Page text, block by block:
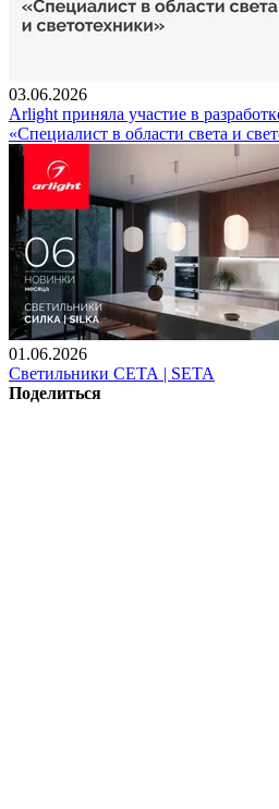
03.06.2026
Arlight приняла участие в
«Специалист в области света и
01.06.2026
Светильники СЕТА | SETA
Поделиться